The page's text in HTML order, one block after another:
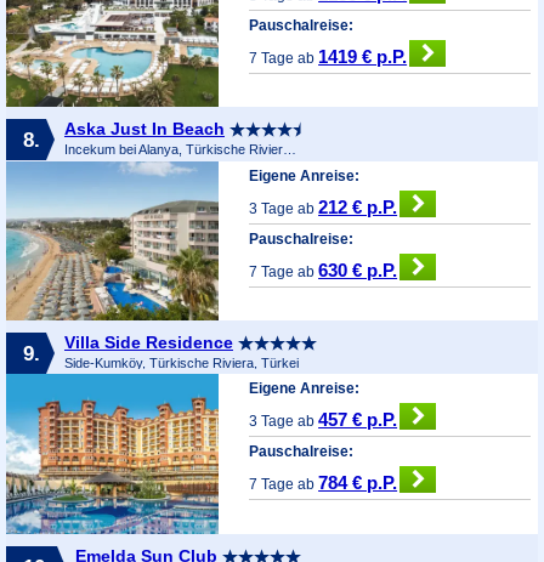
Pauschalreise:
7 Tage ab 1419 € p.P.
8. Aska Just In Beach
Incekum bei Alanya, Türkische Riviera, Türkei
Eigene Anreise:
3 Tage ab212 € p.P.
Pauschalreise:
7 Tage ab630 € p.P.
9. Villa Side Residence
Side-Kumköy, Türkische Riviera, Türkei
Eigene Anreise:
3 Tage ab457 € p.P.
Pauschalreise:
7 Tage ab 784 € p.P.
Emelda Sun Club